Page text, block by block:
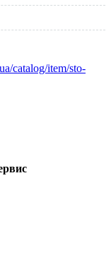
catalog/item/sto-